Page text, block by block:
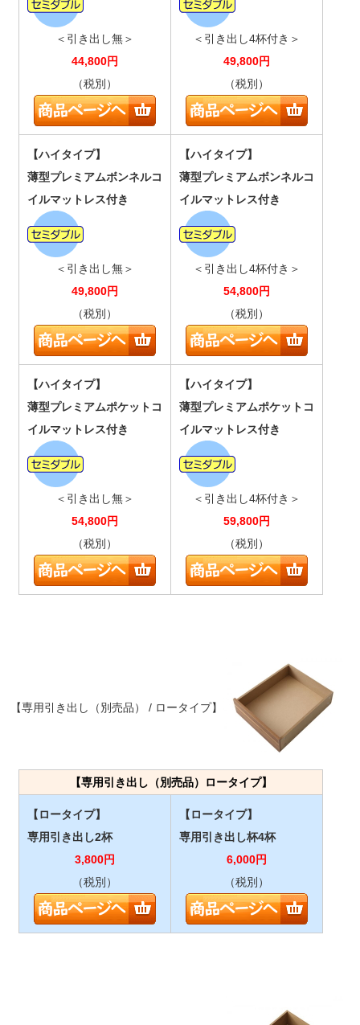
＜引き出し無＞
44,800円
（税別）
＜引き出し4杯付き＞
49,800円
（税別）
【ハイタイプ】
薄型プレミアムボンネルコ
イルマットレス付き
＜引き出し無＞
49,800円
（税別）
【ハイタイプ】
薄型プレミアムボンネルコ
イルマットレス付き
＜引き出し4杯付き＞
54,800円
（税別）
【ハイタイプ】
薄型プレミアムポケットコ
イルマットレス付き
＜引き出し無＞
54,800円
（税別）
【ハイタイプ】
薄型プレミアムポケットコ
イルマットレス付き
＜引き出し4杯付き＞
59,800円
（税別）
【専用引き出し（別売品） / ロータイプ】
【専用引き出し（別売品）ロータイプ】
【ロータイプ】
専用引き出し2杯
3,800円
（税別）
【ロータイプ】
専用引き出し杯4杯
6,000円
（税別）